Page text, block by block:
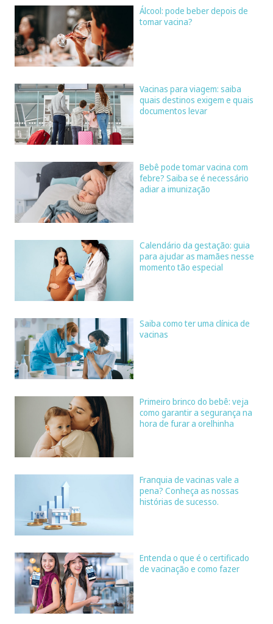
Álcool: pode beber depois de
tomar vacina?
Vacinas para viagem: saiba
quais destinos exigem e quais
documentos levar
Bebê pode tomar vacina com
febre? Saiba se é necessário
adiar a imunização
Calendário da gestação: guia
para ajudar as mamães nesse
momento tão especial
Saiba como ter uma clínica de
vacinas
Primeiro brinco do bebê: veja
como garantir a segurança na
hora de furar a orelhinha
Franquia de vacinas vale a
pena? Conheça as nossas
histórias de sucesso.
Entenda o que é o certificado
de vacinação e como fazer